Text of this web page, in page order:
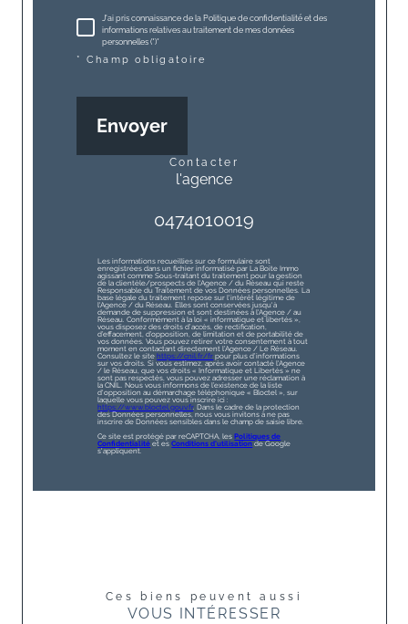
J'ai pris connaissance de la Politique de confidentialité et des
informations relatives au traitement de mes données
personnelles (*)*
* Champ obligatoire
Envoyer
contacter
l'agence
0474010019
Les informations recueillies sur ce formulaire sont
enregistrées dans un fichier informatisé par La Boite Immo
agissant comme Sous-traitant du traitement pour la gestion
de la clientèle/prospects de l'Agence / du Réseau qui reste
Responsable du Traitement de vos Données personnelles. La
base légale du traitement repose sur l'intérêt légitime de
l'Agence / du Réseau. Elles sont conservées jusqu'à
demande de suppression et sont destinées à l'Agence / au
Réseau. Conformément à la loi « informatique et libertés »,
vous disposez des droits d’accès, de rectification,
d’effacement, d’opposition, de limitation et de portabilité de
vos données. Vous pouvez retirer votre consentement à tout
moment en contactant directement l’Agence / Le Réseau.
Consultez le site https://cnil.fr/fr pour plus d’informations
sur vos droits. Si vous estimez, après avoir contacté l'Agence
/ le Réseau, que vos droits « Informatique et Libertés » ne
sont pas respectés, vous pouvez adresser une réclamation à
la CNIL. Nous vous informons de l’existence de la liste
d'opposition au démarchage téléphonique « Bloctel », sur
laquelle vous pouvez vous inscrire ici :
https://www.bloctel.gouv.fr. Dans le cadre de la protection
des Données personnelles, nous vous invitons à ne pas
inscrire de Données sensibles dans le champ de saisie libre.
Ce site est protégé par reCAPTCHA, les Politiques de
Confidentialité et esConditions d'utilisation de Google
s'appliquent.
Ces biens peuvent aussi
VOUS INTÉRESSER